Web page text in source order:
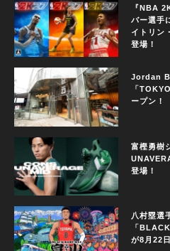
『NBA
バー選手
イトリン
登場！
Jordan
「
ープン！
富樫勇樹
登場！
八村塁選
「
が8月22